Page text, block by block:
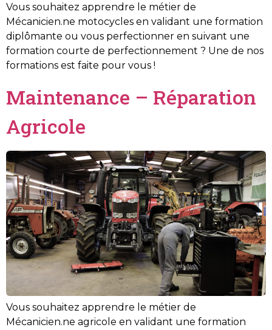
Vous souhaitez apprendre le métier de
Mécanicien.ne motocycles en validant une formation
diplômante ou vous perfectionner en suivant une
formation courte de perfectionnement ? Une de nos
formations est faite pour vous !
Maintenance – Réparation
Agricole
Vous souhaitez apprendre le métier de
Mécanicien.ne agricole en validant une formation